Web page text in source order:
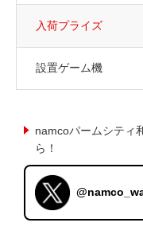
入荷プライズ
設置ゲーム機
namcoパームシティ
ら！